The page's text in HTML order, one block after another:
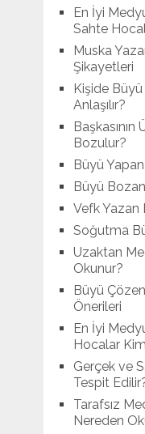
En İyi
Sahte
Muska
Şikayetleri
Kişide Büyü
Anlaşılır?
Bozulur?
Büyü
Büyü
Vefk Yazan
Soğutma
Uzaktan
Okunur?
Büyü
Önerileri
En İyi
Hocalar
Gerçek ve
Tespit
Tarafsız
Nereden